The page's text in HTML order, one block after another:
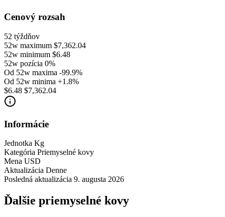
Cenový rozsah
52 týždňov
52w maximum $7,362.04
52w minimum $6.48
52w pozícia 0%
Od 52w maxima -99.9%
Od 52w minima +1.8%
$6.48 $7,362.04
Informácie
Jednotka Kg
Kategória Priemyselné kovy
Mena USD
Aktualizácia Denne
Posledná aktualizácia 9. augusta 2026
Ďalšie priemyselné kovy